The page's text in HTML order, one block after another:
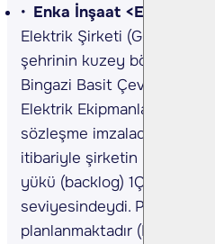
Enka İnşaat <ENKAI TI>
Elektrik Şirketi
şehrinin kuzey bölümünde
Bingazi Basit Çevrim Enerji
Elektrik Ekipmanları temini
sözleşme imzaladı.
itibariyle şirketin İnşaat
yükü (backlog) 1Ç23 itibari
seviyesindeydi. Projenin 50
planlanmaktadır (Kaynak: